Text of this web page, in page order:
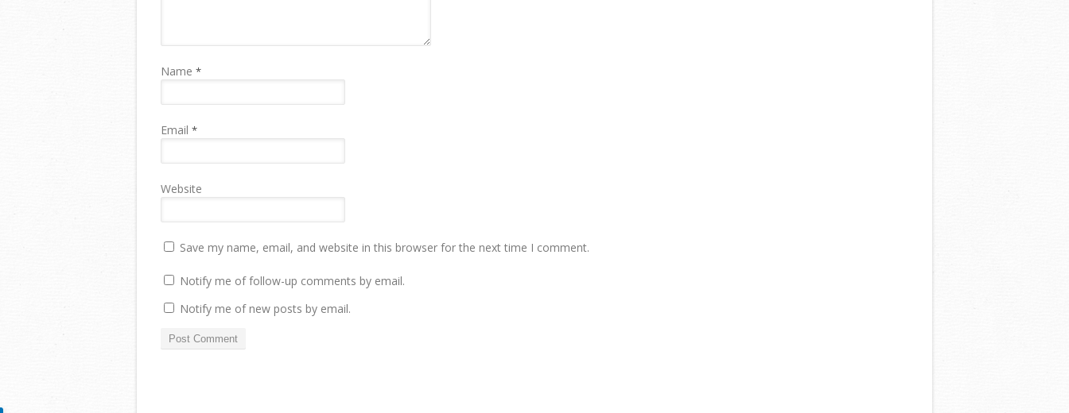
Name *
Email *
Website
Save my name, email, and website in this browser for the next time I comment.
Notify me of follow-up comments by email.
Notify me of new posts by email.